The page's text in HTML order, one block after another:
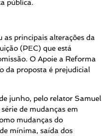
pública.
as principais alterações da
(PEC) que está
O Apoie a Reforma
da proposta é prejudicial
junho, pelo relator Samuel
de mudanças em
mudanças do
mínima, saída dos